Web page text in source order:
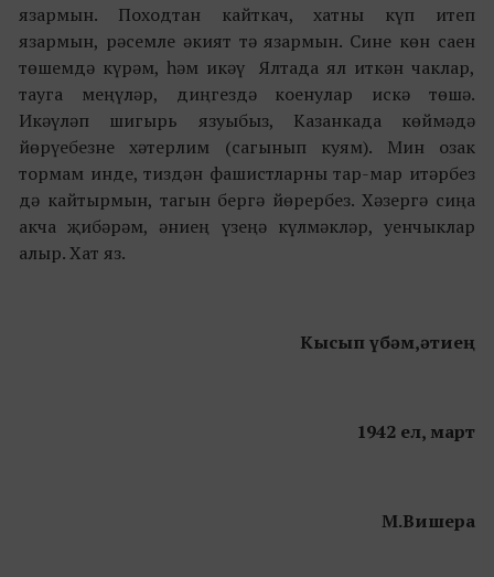
язармын. Походтан кайткач, хатны күп итеп
язармын, рәсемле әкият тә язармын. Сине көн саен
төшемдә күрәм, һәм икәү Ялтада ял иткән чаклар,
тауга меңүләр, диңгездә коенулар искә төшә.
Икәүләп шигырь язуыбыз, Казанкада көймәдә
йөрүебезне хәтерлим (сагынып куям). Мин озак
тормам инде, тиздән фашистларны тар-мар итәрбез
дә кайтырмын, тагын бергә йөрербез. Хәзергә сиңа
акча җибәрәм, әниең үзеңә күлмәкләр, уенчыклар
алыр. Хат яз.
Кысып үбәм,әтиең
1942 ел, март
М.Вишера